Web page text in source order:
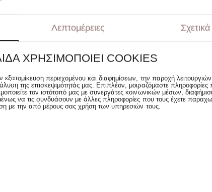
8849 PINK, ROSE
30.10 €
Special
Λεπτομέρειες Σχετικά
ΧΡΗΣΙΜΟΠΟΙΕΊ COOKIES
εξατομίκευση περιεχομένου και διαφημίσεων, την παροχή λειτουργιών
της επισκεψιμότητάς μας. Επιπλέον, μοιραζόμαστε πληροφορίες
τον ιστότοπό μας με συνεργάτες κοινωνικών μέσων,
να τις συνδυάσουν με άλλες πληροφορίες που τους έχετε
με την από μέρους σας χρήση των υπηρεσιών τους.